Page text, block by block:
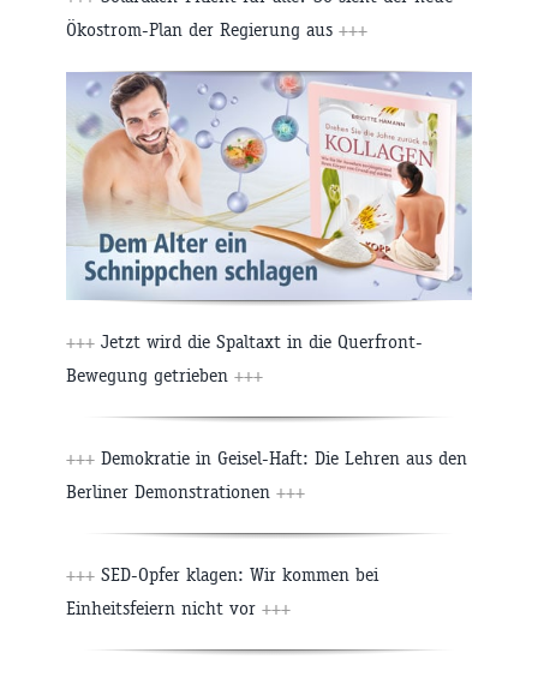
Ökostrom-Plan der Regierung aus +++
+++ Jetzt wird die Spaltaxt in die Querfront-
Bewegung getrieben +++
+++ Demokratie in Geisel-Haft: Die Lehren aus den
Berliner Demonstrationen +++
+++ SED-Opfer klagen: Wir kommen bei
Einheitsfeiern nicht vor +++